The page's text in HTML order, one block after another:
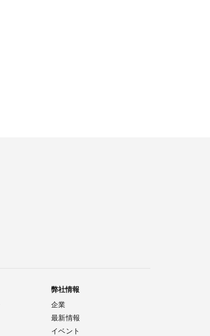
弊社情報
企業
最新情報
イベント